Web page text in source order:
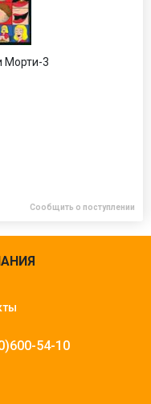
Морти-3
Сообщить о поступлении
54-10